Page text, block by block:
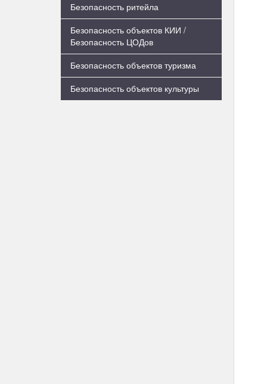
Безопасность ритейла
Безопасность объектов КИИ /
Безопасность ЦОДов
Безопасность объектов туризма
Безопасность объектов культуры